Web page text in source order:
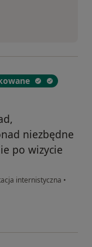
niezbędne
po wizycie
internistyczna •